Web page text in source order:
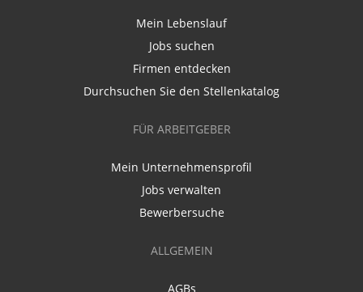
Mein Lebenslauf
Jobs suchen
Firmen entdecken
Durchsuchen Sie den Stellenkatalog
FÜR ARBEITGEBER
Mein Unternehmensprofil
Jobs verwalten
Bewerbersuche
ALLGEMEIN
AGBs